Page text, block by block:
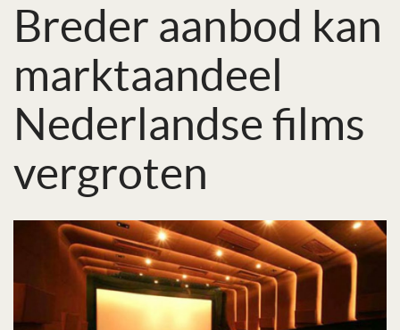
Breder aanbod kan
marktaandeel
Nederlandse films
vergroten